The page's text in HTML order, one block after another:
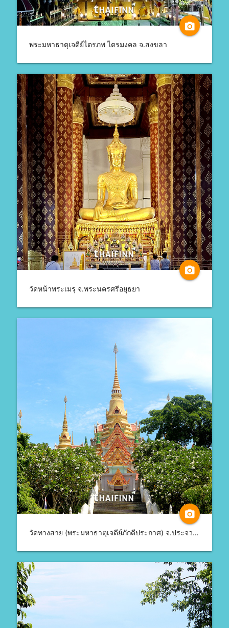
camera_alt
พระมหาธาตุเจดีย์ไตรภพ ไตรมงคล จ.สงขลา
camera_alt
วัดหน้าพระเมรุ จ.พระนครศรีอยุธยา
camera_alt
วัดทางสาย (พระมหาธาตุเจดีย์ภักดีประกาศ) จ.ประจวบคีรีขันธ์